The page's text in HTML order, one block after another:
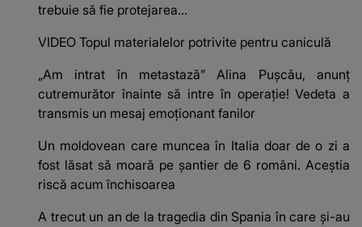
trebuie să fie protejarea...
VIDEO Topul materialelor potrivite pentru caniculă
„Am intrat în metastază” Alina Pușcău, anunț
cutremurător înainte să intre în operație! Vedeta a
transmis un mesaj emoționant fanilor
Un moldovean care muncea în Italia doar de o zi a
fost lăsat să moară pe şantier de 6 români. Aceștia
riscă acum închisoarea
A trecut un an de la tragedia din Spania în care și-au